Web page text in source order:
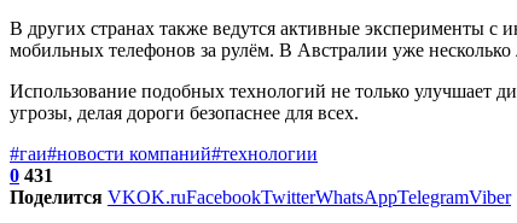
В других странах также ведутся активные эксперименты
мобильных телефонов за рулём. В Австралии уже
Использование подобных технологий не только улучшает
угрозы, делая дороги безопаснее для всех.
#гаи#новости компаний#технологии
0 431
Поделится VKOK.ruFacebookTwitterWhatsAppTelegramViber